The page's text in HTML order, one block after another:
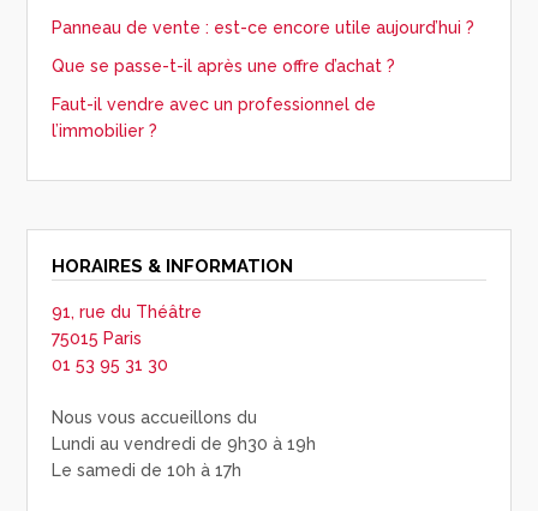
Panneau de vente : est-ce encore utile aujourd’hui ?
Que se passe-t-il après une offre d’achat ?
Faut-il vendre avec un professionnel de
l’immobilier ?
HORAIRES & INFORMATION
91, rue du Théâtre
75015 Paris
01 53 95 31 30
Nous vous accueillons du
Lundi au vendredi de 9h30 à 19h
Le samedi de 10h à 17h